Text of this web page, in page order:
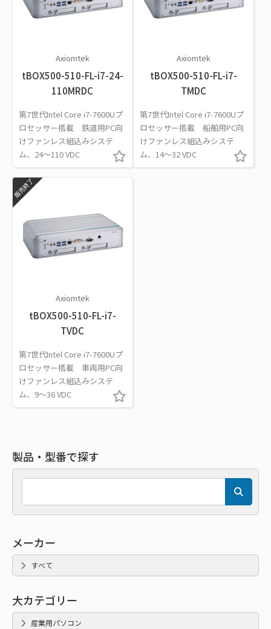
Axiomtek
tBOX500-510-FL-i7-24-
110MRDC
第7世代Intel Core i7-7600Uプ
ロセッサー搭載 鉄道用PC向
けファンレス組込みシステ
ム、24～110 VDC
Axiomtek
tBOX500-510-FL-i7-
TMDC
第7世代Intel Core i7-7600Uプ
ロセッサー搭載 船舶用PC向
けファンレス組込みシステ
ム、14～32 VDC
販売終了
Axiomtek
tBOX500-510-FL-i7-
TVDC
第7世代Intel Core i7-7600Uプ
ロセッサー搭載 車両用PC向
けファンレス組込みシステ
ム、9～36 VDC
製品・型番で探す
メーカー
すべて
大カテゴリー
産業用パソコン